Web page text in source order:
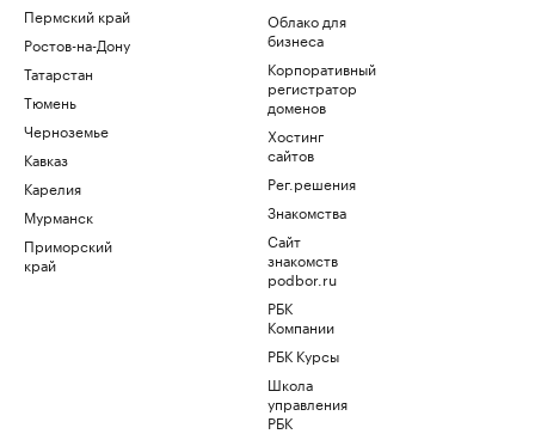
Пермский край
Ростов-на-Дону
Татарстан
Тюмень
Черноземье
Кавказ
Карелия
Мурманск
Приморский
край
Облако для
бизнеса
Корпоративный
регистратор
доменов
Хостинг
сайтов
Рег.решения
Знакомства
Сайт
знакомств
podbor.ru
РБК
Компании
РБК Курсы
Школа
управления
РБК